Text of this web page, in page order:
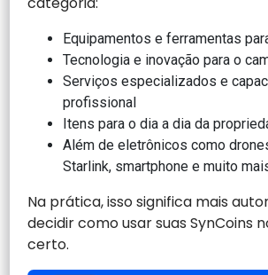
Equipamentos e ferramentas
Tecnologia e inovação para o
Serviços especializados e
profissional
Itens para o dia a dia da
Além de eletrônicos como
Starlink, smartphone e muito
Na prática, isso significa mais
decidir como usar suas SynCoins
certo.